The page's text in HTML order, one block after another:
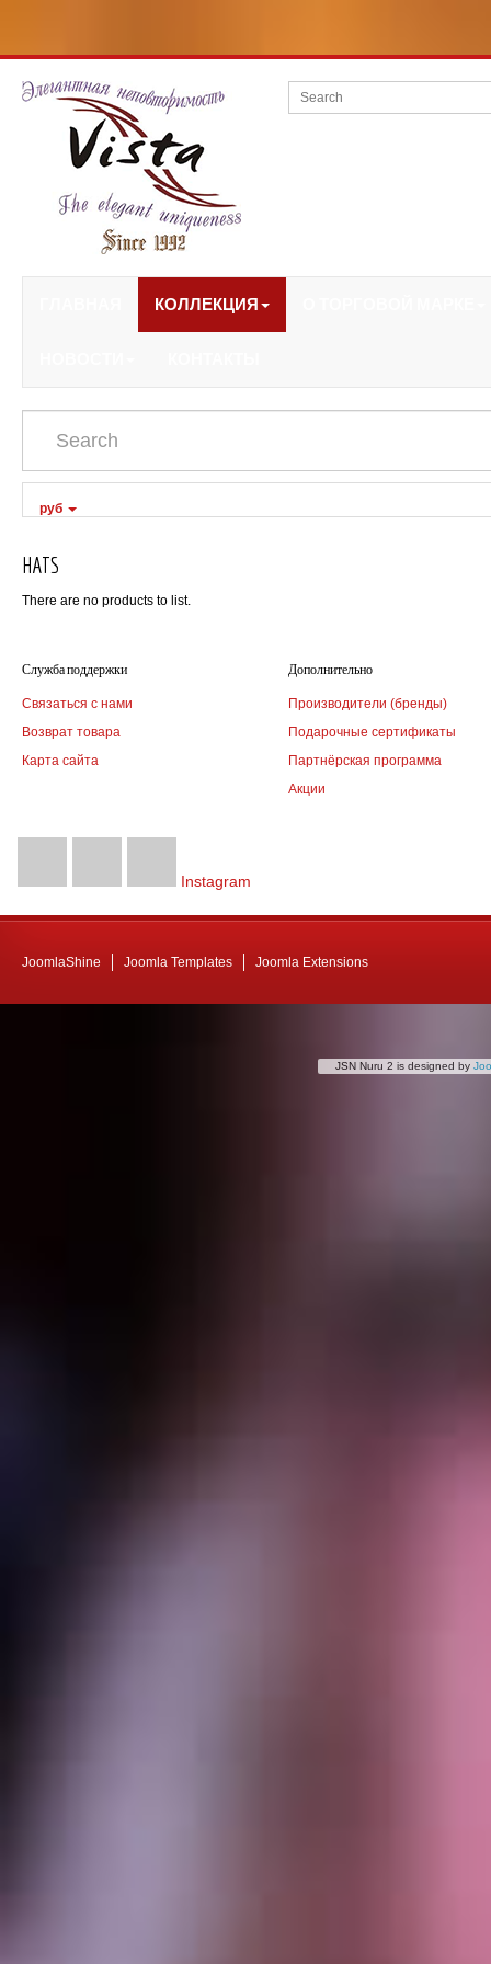
КОЛЛЕКЦИЯ
руб
HATS
There are no products to list.
Служба поддержки
Связаться с нами
Возврат товара
Карта сайта
Дополнительно
Производители (бренды)
Подарочные сертификаты
Партнёрская программа
Акции
Instagram
JoomlaShine Joomla Templates Joomla Extensions
JSN Nuru 2 is designed by